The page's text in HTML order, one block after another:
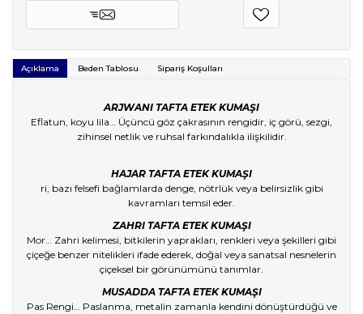
Açıklama Beden Tablosu Sipariş Koşulları
ARJWANI TAFTA ETEK KUMAŞI
Eflatun, koyu lila… Üçüncü göz çakrasının rengidir, iç görü, sezgi,
zihinsel netlik ve ruhsal farkındalıkla ilişkilidir.
HAJAR TAFTA ETEK KUMAŞI
ri, bazı felsefi bağlamlarda denge, nötrlük veya belirsizlik gibi
kavramları temsil eder.
ZAHRI TAFTA ETEK KUMAŞI
Mor… Zahri kelimesi, bitkilerin yaprakları, renkleri veya şekilleri gibi
çiçeğe benzer nitelikleri ifade ederek, doğal veya sanatsal nesnelerin
çiçeksel bir görünümünü tanımlar.
MUSADDA TAFTA ETEK KUMAŞI
Pas Rengi… Paslanma, metalin zamanla kendini dönüştürdüğü ve